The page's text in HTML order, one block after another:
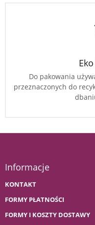
Do pakowania
przeznaczonych do
Informacje
KONTAKT
FORMY PŁATNOŚCI
FORMY I KOSZTY DOSTAWY